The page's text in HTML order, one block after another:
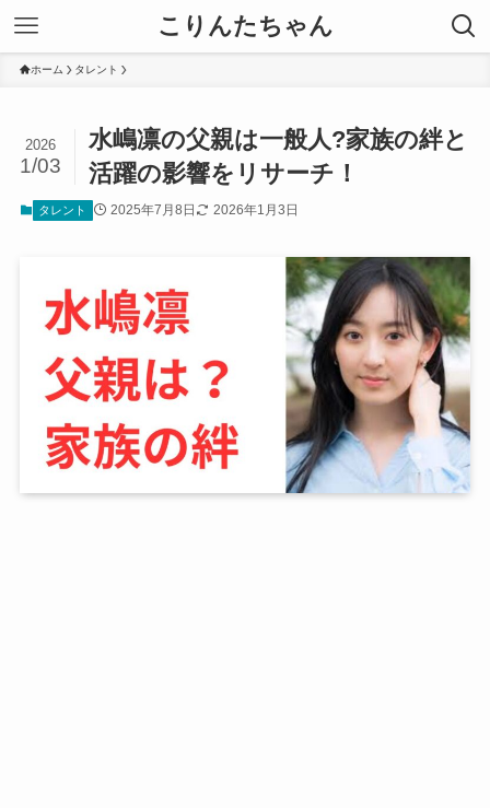
こりんたちゃん
ホーム タレント
水嶋凛の父親は一般人?家族の絆と
活躍の影響をリサーチ！
2026
1/03
タレント 2025年7月8日 2026年1月3日